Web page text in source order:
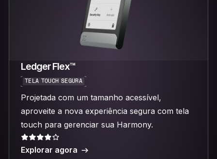
Ledger Flex™
TELA TOUCH SEGURA
Projetada com um tamanho acessível,
aproveite a nova experiência segura com tela
touch para gerenciar sua Harmony.
Explorar agora